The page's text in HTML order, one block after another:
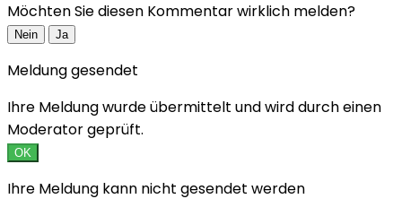
Möchten Sie diesen Kommentar wirklich melden?
Nein Ja
Meldung gesendet
Ihre Meldung wurde übermittelt und wird durch einen
Moderator geprüft.
OK
Ihre Meldung kann nicht gesendet werden